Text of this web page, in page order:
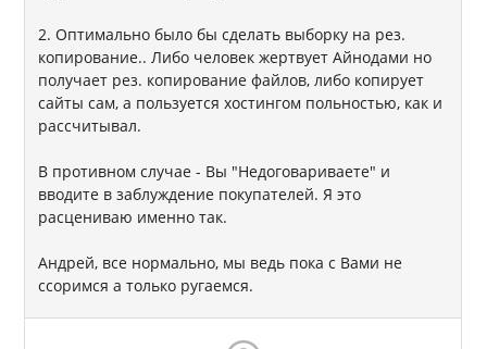
2. Оптимально было бы сделать выборку на рез.
копирование.. Либо человек жертвует Айнодами но
получает рез. копирование файлов, либо копирует
сайты сам, а пользуется хостингом польностью, как и
рассчитывал.
В противном случае - Вы "Недоговариваете" и
вводите в заблуждение покупателей. Я это
расцениваю именно так.
Андрей, все нормально, мы ведь пока с Вами не
ссоримся а только ругаемся.